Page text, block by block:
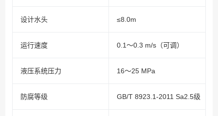
设计水头 ≤8.0m
运行速度 0.1～0.3 m/s（可调）
液压系统压力 16～25 MPa
防腐等级 GB/T 8923.1-2011 Sa2.5级